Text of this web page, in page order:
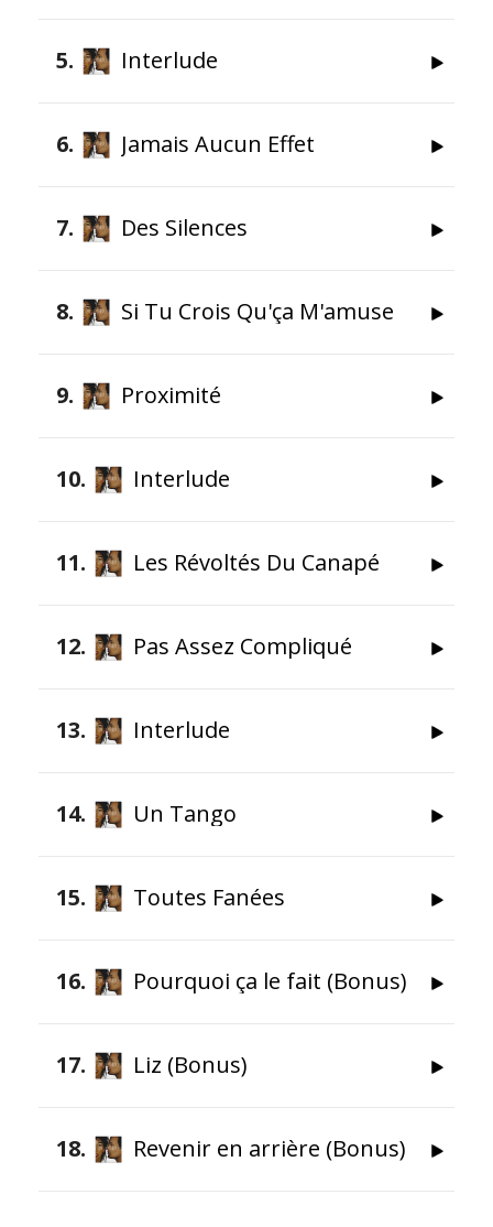
5 Interlude
6 Jamais Aucun Effet
7 Des Silences
8 Si Tu Crois Qu'ça M'amuse
9 Proximité
10 Interlude
11 Les Révoltés Du Canapé
12 Pas Assez Compliqué
13 Interlude
14 Un Tango
15 Toutes Fanées
16 Pourquoi ça le fait (Bonus)
17 Liz (Bonus)
18 Revenir en arrière (Bonus)